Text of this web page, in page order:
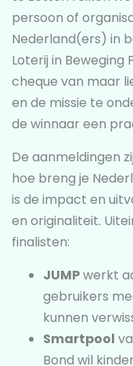
persoon of
Nederland(ers) in
Loterij in Beweging
cheque van maar
en de missie te
de winnaar een
De aanmeldingen
hoe breng je
is de impact en
en originaliteit.
finalisten:
JUMPwerkt
gebruikers
kunnen
Smartpool
Bond wil